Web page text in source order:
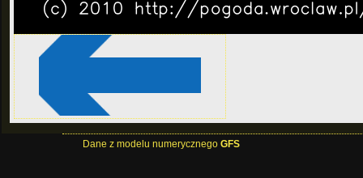
Dane z modelu numerycznego GFS